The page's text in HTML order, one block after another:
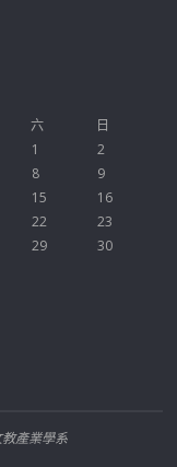
六
日
1
2
8
9
15
16
22
23
29
30
產業學系